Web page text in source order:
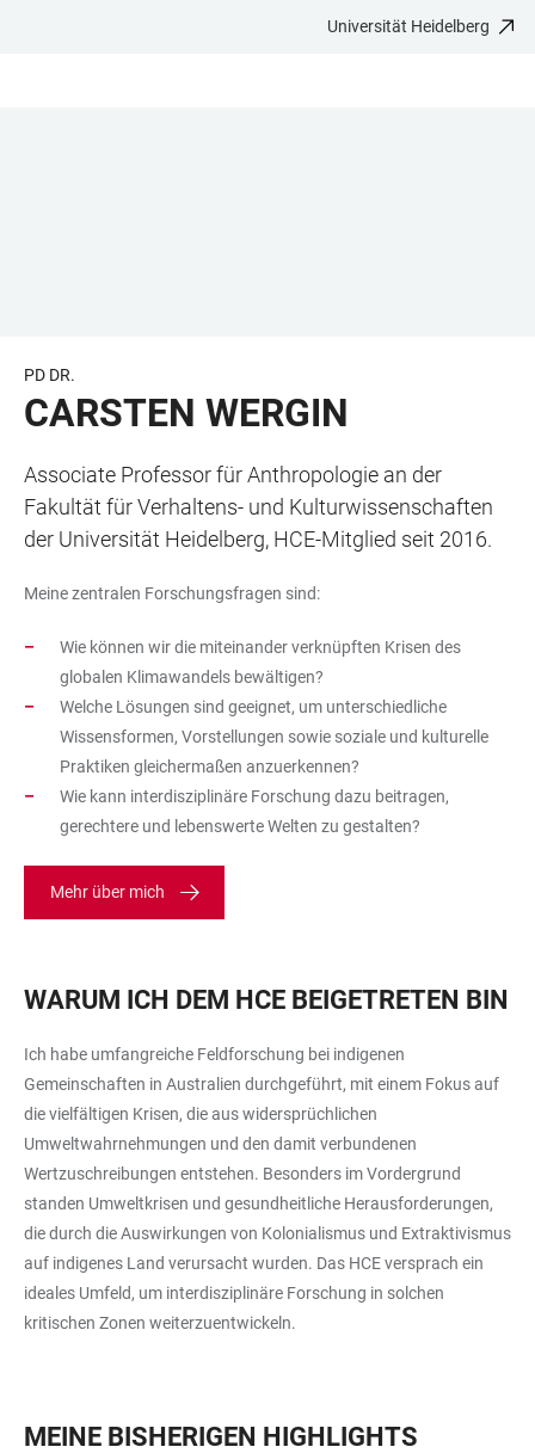
Universität Heidelberg
PD DR.
CARSTEN WERGIN
Associate Professor für Anthropologie an der
Fakultät für Verhaltens- und Kulturwissenschaften
der Universität Heidelberg, HCE-Mitglied seit 2016.
Meine zentralen Forschungsfragen sind:
Wie können wir die miteinander verknüpften Krisen des
globalen Klimawandels bewältigen?
Welche Lösungen sind geeignet, um unterschiedliche
Wissensformen, Vorstellungen sowie soziale und kulturelle
Praktiken gleichermaßen anzuerkennen?
Wie kann interdisziplinäre Forschung dazu beitragen,
gerechtere und lebenswerte Welten zu gestalten?
Mehr über mich
WARUM ICH DEM HCE BEIGETRETEN BIN
Ich habe umfangreiche Feldforschung bei indigenen
Gemeinschaften in Australien durchgeführt, mit einem Fokus auf
die vielfältigen Krisen, die aus widersprüchlichen
Umweltwahrnehmungen und den damit verbundenen
Wertzuschreibungen entstehen. Besonders im Vordergrund
standen Umweltkrisen und gesundheitliche Herausforderungen,
die durch die Auswirkungen von Kolonialismus und Extraktivismus
auf indigenes Land verursacht wurden. Das HCE versprach ein
ideales Umfeld, um interdisziplinäre Forschung in solchen
kritischen Zonen weiterzuentwickeln.
MEINE BISHERIGEN HIGHLIGHTS